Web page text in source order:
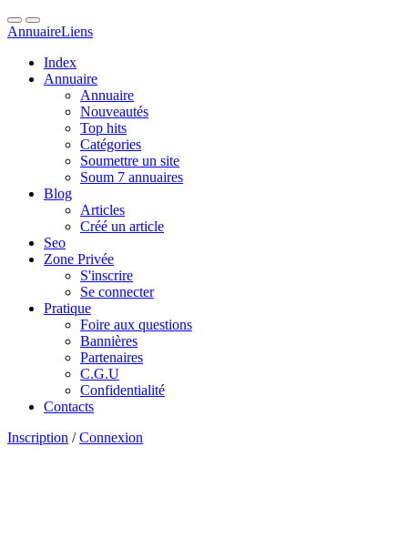
AnnuaireLiens
Index
Annuaire
Annuaire
Nouveautés
Top hits
Catégories
Soumettre un site
Soum 7 annuaires
Blog
Articles
Créé un article
Seo
Zone Privée
S'inscrire
Se connecter
Pratique
Foire aux questions
Bannières
Partenaires
C.G.U
Confidentialité
Contacts
Inscription /Connexion